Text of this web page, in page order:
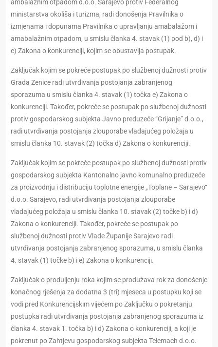
ambalažnim otpadom d.o.o. Sarajevo protiv Federalnog
ministarstva okoliša i turizma, radi donošenja Pravilnika o
izmjenama i dopunama Pravilnika o upravljanju amabalažom i
amabalažnim otpadom, u smislu članka 4. stavak (1) pod b), d) i
e) Zakona o konkurenciji, kojim se obustavlja postupak.
Zaključak kojim se pokreće postupak po službenoj dužnosti protiv
Grada Zenice radi utvrđivanja postojanja zabranjenog
sporazuma u smislu članka 4. stavak (1) točka e) Zakona o
konkurenciji. Također, pokreće se postupak po službenoj dužnosti
protiv gospodarskog subjekta Javno preduzeće “Grijanje” d.o.o.,
radi utvrđivanja postojanja zlouporabe vladajućeg položaja u
smislu članka 10. stavak (2) točka d) Zakona o konkurenciji.
Zaključak kojim se pokreće postupak po službenoj dužnosti protiv
gospodarskog subjekta Kantonalno javno komunalno preduzeće
za proizvodnju i distribuciju toplotne energije „Toplane – Sarajevo“
d.o.o. Sarajevo, radi utvrđivanja postojanja zlouporabe
vladajućeg položaja u smislu članka 10. stavak (2) točke b) i d)
Zаkоnа о konkurenciji. Također, pokreće se postupak po
službenoj dužnosti protiv Vlade Županije Sarajevo radi
utvrđivanja postojanja zabranjenog sporazuma, u smislu članka
4. stavak (1) točke b) i e) Zаkоnа о konkurenciji.
Zaključak o produljenju roka kojim se produžava rok za donošenje
konačnog rješenja za dodatna 3 (tri) mjeseca u postupku koji se
vodi pred Konkurencijskim vijećem po Zaključku o pokretanju
postupka radi utvrđivanja postojanja zabranjenog sporazuma iz
članka 4. stavak 1. točka b) i d) Zakona o konkurenciji, a koji je
pokrenut po Zahtjevu gospodarskog subjekta Telemach d.o.o.